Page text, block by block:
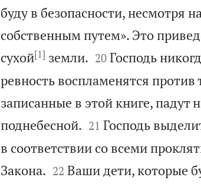
буду в безопасности, несмотря
собственным путем». Это
сухой[1] земли.
20 Господь
ревность воспламенятся против
записанные в этой книге, падут
поднебесной.
21 Господь
в соответствии со всеми
Закона.
22 Ваши дети, которые